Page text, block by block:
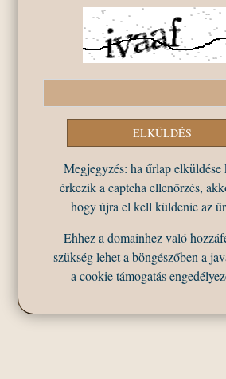
Megjegyzés: ha űrlap elküldése
érkezik a captcha ellenőrzés,
hogy újra el kell küldenie az
Ehhez a domainhez való
szükség lehet a böngészőben a
a cookie támogatás